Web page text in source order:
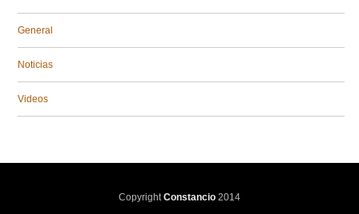
General
Noticias
Videos
Copyright Constancio 2014